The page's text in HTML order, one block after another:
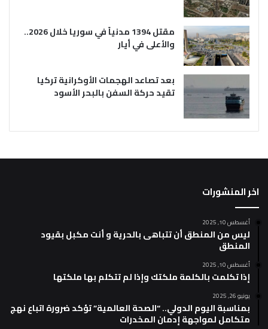
مقتل 1394 مدنياً في سوريا خلال 2026..
والأعلى في أيار
بعد تصاعد الهجمات الأوكرانية تركيا
تقيد حركة السفن بالبحر الأسود
اخر المنشورات
أغسطس 10, 2025
ليس من المنطق أن تتباهى بالحرية و أنت مكبل بقيود
المنطق
أغسطس 10, 2025
إذا تكلمت بالكلمة ملكتك وإذا لم تتكلم بها ملكتها
يونيو 26, 2025
بمناسبة اليوم الدولي.. “الصحة العالمية” تؤكد ضرورة اتباع نهج
متكامل لمواجهة إدمان المخدرات